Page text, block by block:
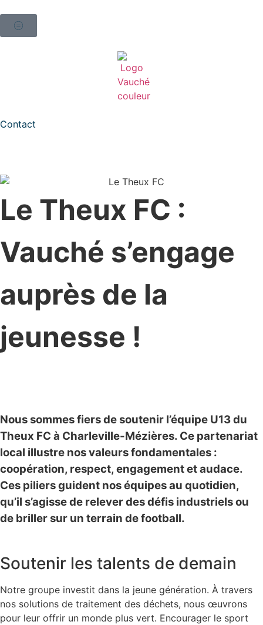
Contact
Le Theux FC :
Vauché s’engage
auprès de la
jeunesse !
Nous sommes fiers de soutenir l’équipe U13 du
Theux FC à Charleville-Mézières. Ce partenariat
local illustre nos valeurs fondamentales :
coopération, respect, engagement et audace.
Ces piliers guident nos équipes au quotidien,
qu’il s’agisse de relever des défis industriels ou
de briller sur un terrain de football.
Soutenir les talents de demain
Notre groupe investit dans la jeune génération. À travers
nos solutions de traitement des déchets, nous œuvrons
pour leur offrir un monde plus vert. Encourager le sport